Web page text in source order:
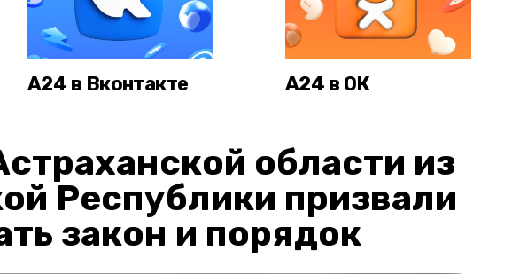
А24 в Вконтакте А24 в ОК
области из
Республики призвали
закон и порядок